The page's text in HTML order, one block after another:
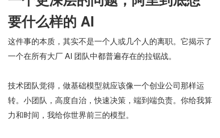
要什么样的 AI
这件事的本质，其实不是一个人或几个人的离职。它揭示了
一个在所有大厂 AI 团队中都普遍存在的拉锯战。
技术团队觉得，做基础模型就应该像一个创业公司那样运
转。小团队，高度自治，快速决策，端到端负责。你给我算
力和时间，我给你世界前三的模型。